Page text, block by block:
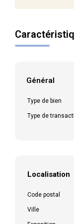
Général
Type de bien
Type de
Localisation
Code postal
Ville